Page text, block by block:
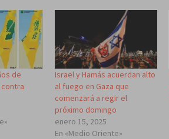
de
Israel y Hamás acuerdan alto
al fuego en Gaza que
comenzará a regir el
próximo domingo
enero 15, 2025
En «Medio Oriente»